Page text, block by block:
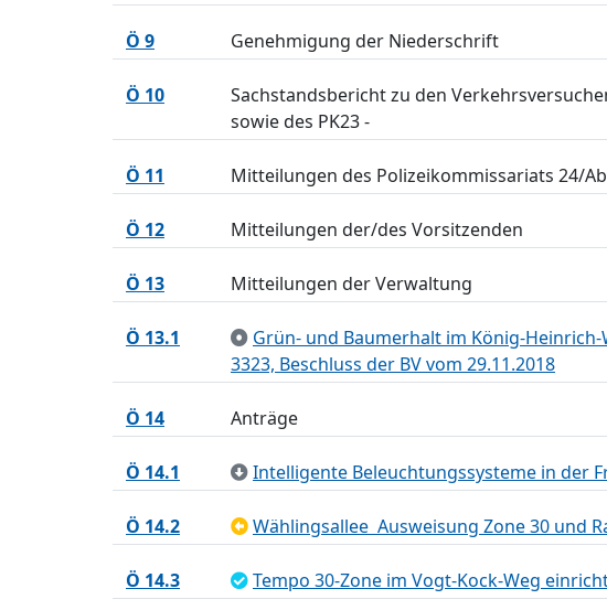
Ö 9 Genehmigung der Niederschrift
Ö 10
Sachstandsbericht zu den
sowie des PK23 -
Ö 11 Mitteilungen des Polizeikommissariats 24/
Ö 12 Mitteilungen der/des Vorsitzenden
Ö 13 Mitteilungen der Verwaltung
Ö 13.1
Grün- und Baumerhalt im König-
3323, Beschluss der BV vom 29.11.2018
Ö 14 Anträge
Ö 14.1 Intelligente Beleuchtungssysteme in der
Ö 14.2 Wählingsallee  Ausweisung Zone 30
Ö 14.3 Tempo 30-Zone im Vogt-Kock-Weg